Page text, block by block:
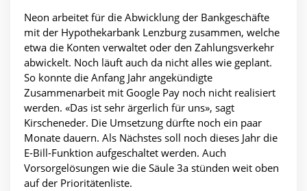
Neon arbeitet für die Abwicklung der Bankgeschäfte
mit der Hypothekarbank Lenzburg zusammen, welche
etwa die Konten verwaltet oder den Zahlungsverkehr
abwickelt. Noch läuft auch da nicht alles wie geplant.
So konnte die Anfang Jahr angekündigte
Zusammenarbeit mit Google Pay noch nicht realisiert
werden. «Das ist sehr ärgerlich für uns», sagt
Kirscheneder. Die Umsetzung dürfte noch ein paar
Monate dauern. Als Nächstes soll noch dieses Jahr die
E-Bill-Funktion aufgeschaltet werden. Auch
Vorsorgelösungen wie die Säule 3a stünden weit oben
auf der Prioritätenliste.